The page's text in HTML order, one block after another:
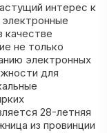
интерес к
качестве
не только
электронных
для
28-летняя
из провинции